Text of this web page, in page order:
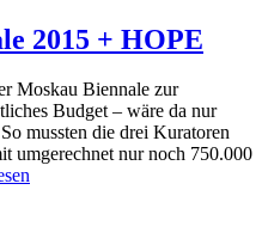
2015 + HOPE
Moskau Biennale zur
Budget – wäre da nur
mussten die drei Kuratoren
umgerechnet nur noch 750.000